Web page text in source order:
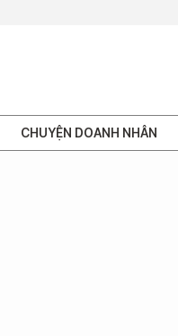
CHUYỆN DOANH NHÂN